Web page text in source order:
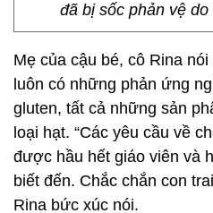
đã bị sốc phản vệ
Mẹ của cậu bé, cô Rina
luôn có những phản ứng
gluten, tất cả những sản
loại hạt. “Các yêu cầu về
được hầu hết giáo viên và
biết đến. Chắc chắn con
Rina bức xúc nói.